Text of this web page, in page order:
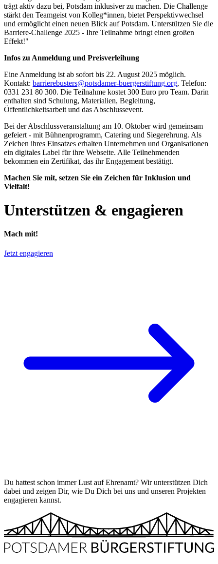
trägt aktiv dazu bei, Potsdam inklusiver zu machen. Die Challenge
stärkt den Teamgeist von Kolleg*innen, bietet Perspektivwechsel
und ermöglicht einen neuen Blick auf Potsdam. Unterstützen Sie die
Barriere-Challenge 2025 - Ihre Teilnahme bringt einen großen
Effekt!"
Infos zu Anmeldung und Preisverleihung
Eine Anmeldung ist ab sofort bis 22. August 2025 möglich.
Kontakt: barrierebusters@potsdamer-buergerstiftung.org, Telefon:
0331 231 80 300. Die Teilnahme kostet 300 Euro pro Team. Darin
enthalten sind Schulung, Materialien, Begleitung,
Öffentlichkeitsarbeit und das Abschlussevent.
Bei der Abschlussveranstaltung am 10. Oktober wird gemeinsam
gefeiert - mit Bühnenprogramm, Catering und Siegerehrung. Als
Zeichen ihres Einsatzes erhalten Unternehmen und Organisationen
ein digitales Label für ihre Webseite. Alle Teilnehmenden
bekommen ein Zertifikat, das ihr Engagement bestätigt.
Machen Sie mit, setzen Sie ein Zeichen für Inklusion und
Vielfalt!
Unterstützen & engagieren
Mach mit!
Jetzt engagieren
Du hattest schon immer Lust auf Ehrenamt? Wir unterstützen Dich
dabei und zeigen Dir, wie Du Dich bei uns und unseren Projekten
engagieren kannst.